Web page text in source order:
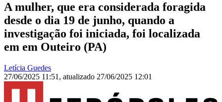
A mulher, que era considerada foragida
desde o dia 19 de junho, quando a
investigação foi iniciada, foi localizada
em em Outeiro (PA)
Letícia Guedes
27/06/2025 11:51 , atualizado 27/06/2025 12:01